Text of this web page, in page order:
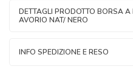
DETTAGLI PRODOTTO BORSA
AVORIO NAT/ NERO
INFO SPEDIZIONE E RESO